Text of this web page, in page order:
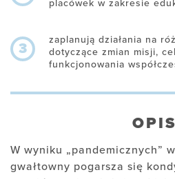
placówek w zakresie
3
zaplanują działania na
dotyczące zmian misji,
funkcjonowania
OPIS
W wyniku „pandemicznych”
gwałtowny pogarsza się